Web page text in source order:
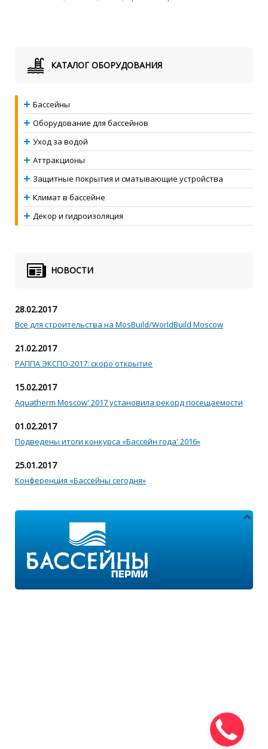
КАТАЛОГ ОБОРУДОВАНИЯ
Бассейны
Оборудование для бассейнов
Уход за водой
Аттракционы
Защитные покрытия и сматывающие устройства
Климат в бассейне
Декор и гидроизоляция
НОВОСТИ
28.02.2017
Все для строительства на MosBuild/WorldBuild Moscow
21.02.2017
РАППА ЭКСПО-2017: скоро открытие
15.02.2017
Aquatherm Moscow' 2017 установила рекорд посещаемости
01.02.2017
Подведены итоги конкурса «Бассейн года' 2016»
25.01.2017
Конференция «Бассейны сегодня»